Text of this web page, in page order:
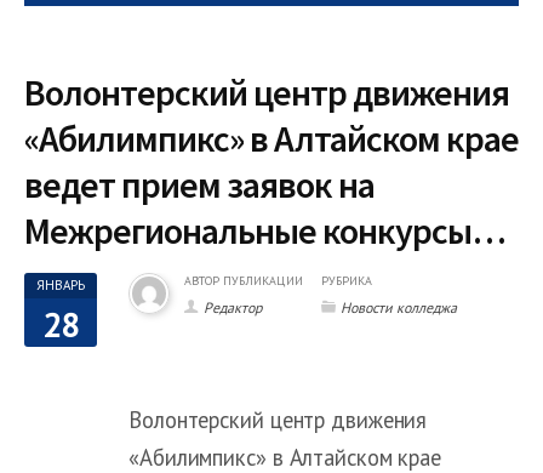
Волонтерский центр движения
«Абилимпикс» в Алтайском крае
ведет прием заявок на
Межрегиональные конкурсы…
ЯНВАРЬ
28
АВТОР ПУБЛИКАЦИИ
Редактор
РУБРИКА
Новости колледжа
Волонтерский центр движения
«Абилимпикс» в Алтайском крае